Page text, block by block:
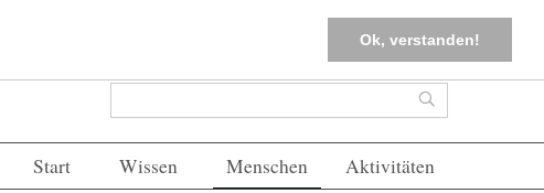
Ok, verstanden!
FAQs Einloggen
Suchformular Suche
Start Wissen Menschen Aktivitäten